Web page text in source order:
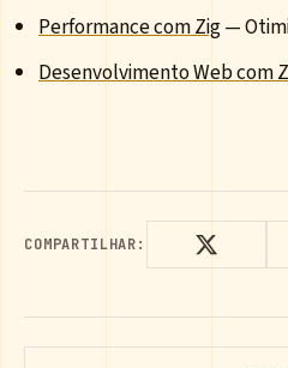
Performance com Zig—
Desenvolvimento Web com
COMPARTILHAR: